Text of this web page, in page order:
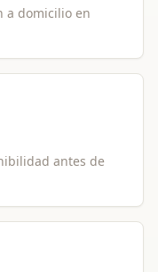
a domicilio en
antes de